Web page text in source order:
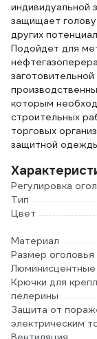
индивидуальной
защищает
других
Подойдет для
которым
строительных
торговых
защитной
Регулировка
Тип
Цвет
Материал
Размер оголовья
Люминисцентные
Крючки для
пелерины
Защита от
электрическим